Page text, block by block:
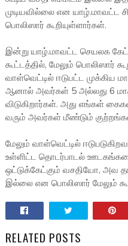
முடியவில்லை என யாழ்.மாவட்ட
பொலிஸார் கூறியுள்ளார்கள்.
இன்று யாழ்.மாவட்ட செயலக
கூட்டத்தில், மேலும் பொலிஸார்
வாள்வெட்டில் ஈடுபட்ட
ஆனால் அவர்கள் 5 அல்லது 6
விடுகிறார்கள். அது எங்கள்
வரும் அவர்கள் மீண்டும்
மேலும் வாள்வெட்டில்
உள்ளிட்ட தொடர்பாடல்
ஒட்டுக்கேட்கும் வசதியோ, அவ
இல்லை என பொலிஸார் மேலும்
RELATED POSTS